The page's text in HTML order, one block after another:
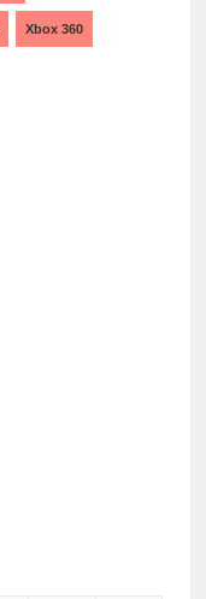
Xbox 360